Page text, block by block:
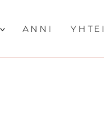
ANNI